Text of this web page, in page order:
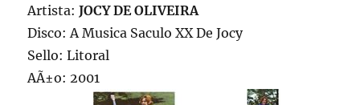
Artista:JOCY DE OLIVEIRA
Disco: A Musica Saculo XX De Jocy
Sello: Litoral
AÃ±o: 2001